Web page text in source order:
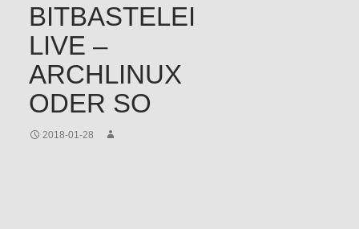
BITBASTELEI
LIVE –
ARCHLINUX
ODER SO
2018-01-28